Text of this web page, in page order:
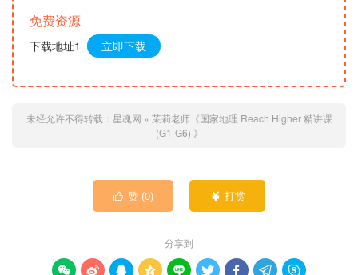
免费资源
下载地址1 立即下载
未经允许不得转载： 星魂网 » 茉莉老师《国家地理 Reach Higher 精讲课
(G1-G6) 》
 赞 (0)  打赏
分享到
        